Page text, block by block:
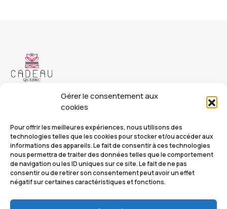
Gérer le consentement aux
cookies
Pour offrir les meilleures expériences, nous utilisons des
technologies telles que les cookies pour stocker et/ou accéder aux
informations des appareils. Le fait de consentir à ces technologies
nous permettra de traiter des données telles que le comportement
de navigation ou les ID uniques sur ce site. Le fait de ne pas
consentir ou de retirer son consentement peut avoir un effet
négatif sur certaines caractéristiques et fonctions.
Copyright © 2023 Cadeau Québec. Tous droits réservés.
info@cadeauquebec.ca
Nos catalogues
FAQ